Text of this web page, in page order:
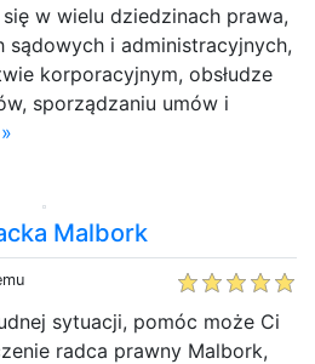
w wielu dziedzinach prawa,
i administracyjnych,
korporacyjnym, obsłudze
sporządzaniu umów i
Malbork
sytuacji, pomóc może Ci
radca prawny Malbork,